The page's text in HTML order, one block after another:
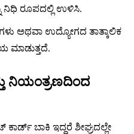
ನಿಧಿ ರೂಪದಲ್ಲಿ ಉಳಿಸಿ.
ಅಥವಾ ಉದ್ಯೋಗದ ತಾತ್ಕಾಲಿಕ
ಮಾಡುತ್ತದೆ.
ನಿಯಂತ್ರಣದಿಂದ
ಬಾಕಿ ಇದ್ದರೆ ಶೀಘ್ರದಲ್ಲೇ